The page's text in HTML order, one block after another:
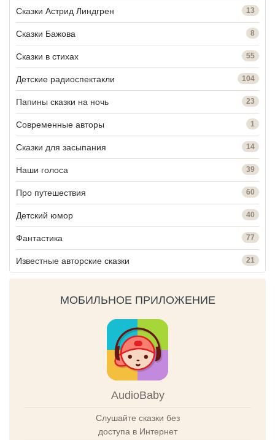
Сказки Астрид Линдгрен 13
Сказки Бажова 8
Сказки в стихах 55
Детские радиоспектакли 104
Папины сказки на ночь 23
Современные авторы 1
Сказки для засыпания 14
Наши голоса 39
Про путешествия 60
Детский юмор 40
Фантастика 77
Известные авторские сказки 21
МОБИЛЬНОЕ ПРИЛОЖЕНИЕ
AudioBaby
Слушайте сказки без
доступа в Интернет